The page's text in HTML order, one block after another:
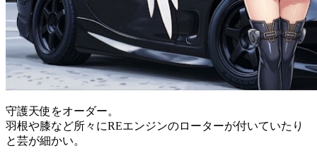
守護天使をオーダー。
羽根や膝など所々にREエンジンのローターが付いていたり
と芸が細かい。